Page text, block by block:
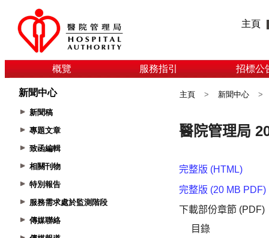
主頁
概覽 服務指引 招標公
新聞中心
新聞稿
專題文章
致函編輯
相關刊物
特別報告
服務需求處於監測階段
傳媒聯絡
主頁 > 新聞中心 >